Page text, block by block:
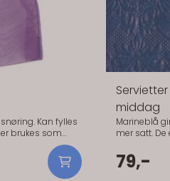
Kan fylles
brukes som
middag
Marineblå
mer satt. De er gode når du vil ha en tydelig
måltidet og tåler litt
spesielt
79,-